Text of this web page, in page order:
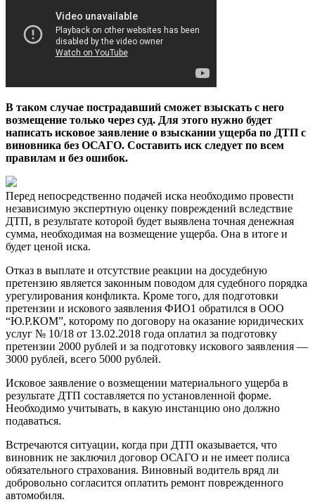
В таком случае пострадавший сможет взыскать с него
возмещение только через суд. Для этого нужно будет
написать исковое заявление о взыскании ущерба по ДТП с
виновника без ОСАГО. Составить иск следует по всем
правилам и без ошибок.
Перед непосредственно подачей иска необходимо провести
независимую экспертную оценку повреждений вследствие
ДТП, в результате которой будет выявлена точная денежная
сумма, необходимая на возмещение ущерба. Она в итоге и
будет ценой иска.
Отказ в выплате и отсутствие реакции на досудебную
претензию является законным поводом для судебного порядка
урегулирования конфликта. Кроме того, для подготовки
претензии и искового заявления ФИО1 обратился в ООО
“Ю.Р.КОМ”, которому по договору на оказание юридических
услуг № 10/18 от 13.02.2018 года оплатил за подготовку
претензии 2000 рублей и за подготовку искового заявления —
3000 рублей, всего 5000 рублей.
Исковое заявление о возмещении материального ущерба в
результате ДТП составляется по установленной форме.
Необходимо учитывать, в какую инстанцию оно должно
подаваться.
Встречаются ситуации, когда при ДТП оказывается, что
виновник не заключил договор ОСАГО и не имеет полиса
обязательного страхования. Виновный водитель вряд ли
добровольно согласится оплатить ремонт поврежденного
автомобиля.